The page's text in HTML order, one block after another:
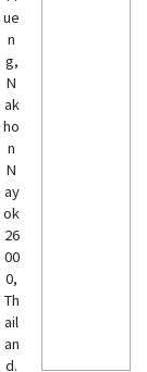
ue
n
g,
N
ak
ho
n
N
ay
ok
26
00
0,
Th
ail
an
d.